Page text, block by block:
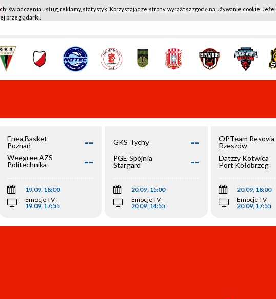
WKK ACTIVE HOTEL WROCŁAW - KSK QEMETICA NOTEĆ INOWROCŁAW
Enea Basket
Poznań
--
Weegree AZS
Politechnika
--
19.09, 18:00
Emocje TV
19.09, 17:55
GKS Tychy --
PGE Spójnia
Stargard
--
20.09, 15:00
Emocje TV
20.09, 14:55
OPTeam Resovia
Rzeszów
Datzzy Kotwica
Port Kołobrzeg
20.09, 18:00
Emocje TV
20.09, 17:55
świadczenia usług, reklamy, statystyk. Korzystając ze strony wyrażasz zgodę na używanie cookie.
przeglądarki.